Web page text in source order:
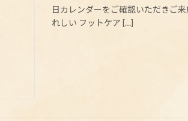
日カレンダーをご確認いただきご
れしい フットケア […]